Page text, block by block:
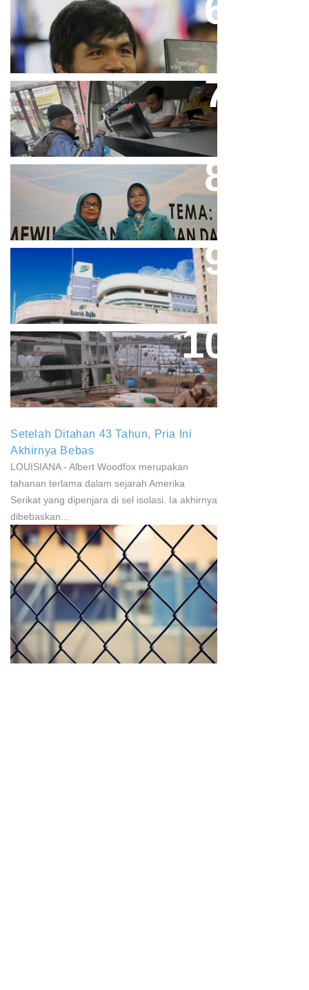
Dicibir Di Medsos, Manny
Pacquiao Tegaskan Pendirian
Tolak LGBT
Bjb T Samsat Manjakan Nasabah
Dalam Bayar Pajak Kendaraan
Perpres No.99/2017 Bisa Jadi
Acuan Semangat Pengabdian
PKK
Aher Minta Pemerintah Pusat
Masukan Kembali BJB Sebagai
Penyalur KUR
Paparan Pestisida Sebabkan
Parkinson Dan Kanker
Setelah Ditahan 43 Tahun, Pria Ini
Akhirnya Bebas
LOUISIANA - Albert Woodfox merupakan
tahanan terlama dalam sejarah Amerika
Serikat yang dipenjara di sel isolasi. Ia akhirnya
dibebaskan...